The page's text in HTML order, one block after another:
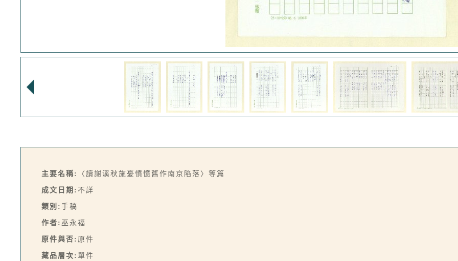
主要名稱: 〈讀謝溪秋施憂憤憶舊作南京陷落〉等篇
成文日期: 不詳
類別: 手稿
作者: 巫永福
原件與否: 原件
藏品層次: 單件